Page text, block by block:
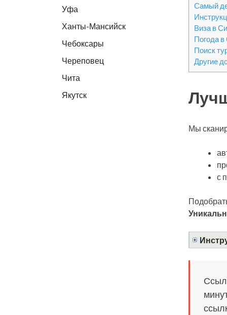
Самый
Виза в
Погода
Поиск
Другие
Мы
с
Уфа
Ханты-Мансийск
Чебоксары
Череповец
Чита
Якутск